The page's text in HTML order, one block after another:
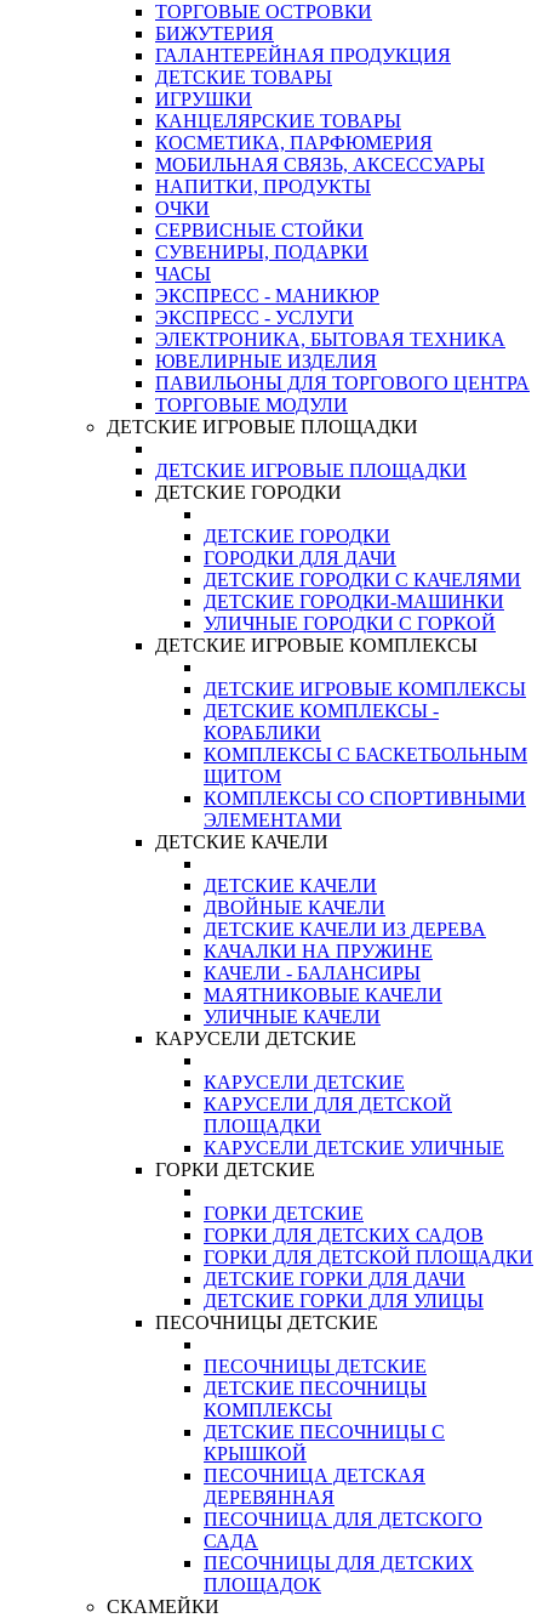
ТОРГОВЫЕ ОСТРОВКИ
БИЖУТЕРИЯ
ГАЛАНТЕРЕЙНАЯ ПРОДУКЦИЯ
ДЕТСКИЕ ТОВАРЫ
ИГРУШКИ
КАНЦЕЛЯРСКИЕ ТОВАРЫ
КОСМЕТИКА, ПАРФЮМЕРИЯ
МОБИЛЬНАЯ СВЯЗЬ, АКСЕССУАРЫ
НАПИТКИ, ПРОДУКТЫ
ОЧКИ
СЕРВИСНЫЕ СТОЙКИ
СУВЕНИРЫ, ПОДАРКИ
ЧАСЫ
ЭКСПРЕСС - МАНИКЮР
ЭКСПРЕСС - УСЛУГИ
ЭЛЕКТРОНИКА, БЫТОВАЯ ТЕХНИКА
ЮВЕЛИРНЫЕ ИЗДЕЛИЯ
ПАВИЛЬОНЫ ДЛЯ ТОРГОВОГО ЦЕНТРА
ТОРГОВЫЕ МОДУЛИ
ДЕТСКИЕ ИГРОВЫЕ ПЛОЩАДКИ
ДЕТСКИЕ ИГРОВЫЕ ПЛОЩАДКИ
ДЕТСКИЕ ГОРОДКИ
ДЕТСКИЕ ГОРОДКИ
ГОРОДКИ ДЛЯ ДАЧИ
ДЕТСКИЕ ГОРОДКИ С КАЧЕЛЯМИ
ДЕТСКИЕ ГОРОДКИ-МАШИНКИ
УЛИЧНЫЕ ГОРОДКИ С ГОРКОЙ
ДЕТСКИЕ ИГРОВЫЕ КОМПЛЕКСЫ
ДЕТСКИЕ ИГРОВЫЕ КОМПЛЕКСЫ
ДЕТСКИЕ КОМПЛЕКСЫ -
КОРАБЛИКИ
КОМПЛЕКСЫ С БАСКЕТБОЛЬНЫМ
ЩИТОМ
КОМПЛЕКСЫ СО СПОРТИВНЫМИ
ЭЛЕМЕНТАМИ
ДЕТСКИЕ КАЧЕЛИ
ДЕТСКИЕ КАЧЕЛИ
ДВОЙНЫЕ КАЧЕЛИ
ДЕТСКИЕ КАЧЕЛИ ИЗ ДЕРЕВА
КАЧАЛКИ НА ПРУЖИНЕ
КАЧЕЛИ - БАЛАНСИРЫ
МАЯТНИКОВЫЕ КАЧЕЛИ
УЛИЧНЫЕ КАЧЕЛИ
КАРУСЕЛИ ДЕТСКИЕ
КАРУСЕЛИ ДЕТСКИЕ
КАРУСЕЛИ ДЛЯ ДЕТСКОЙ
ПЛОЩАДКИ
КАРУСЕЛИ ДЕТСКИЕ УЛИЧНЫЕ
ГОРКИ ДЕТСКИЕ
ГОРКИ ДЕТСКИЕ
ГОРКИ ДЛЯ ДЕТСКИХ САДОВ
ГОРКИ ДЛЯ ДЕТСКОЙ ПЛОЩАДКИ
ДЕТСКИЕ ГОРКИ ДЛЯ ДАЧИ
ДЕТСКИЕ ГОРКИ ДЛЯ УЛИЦЫ
ПЕСОЧНИЦЫ ДЕТСКИЕ
ПЕСОЧНИЦЫ ДЕТСКИЕ
ДЕТСКИЕ ПЕСОЧНИЦЫ
КОМПЛЕКСЫ
ДЕТСКИЕ ПЕСОЧНИЦЫ С
КРЫШКОЙ
ПЕСОЧНИЦА ДЕТСКАЯ
ДЕРЕВЯННАЯ
ПЕСОЧНИЦА ДЛЯ ДЕТСКОГО
САДА
ПЕСОЧНИЦЫ ДЛЯ ДЕТСКИХ
ПЛОЩАДОК
СКАМЕЙКИ